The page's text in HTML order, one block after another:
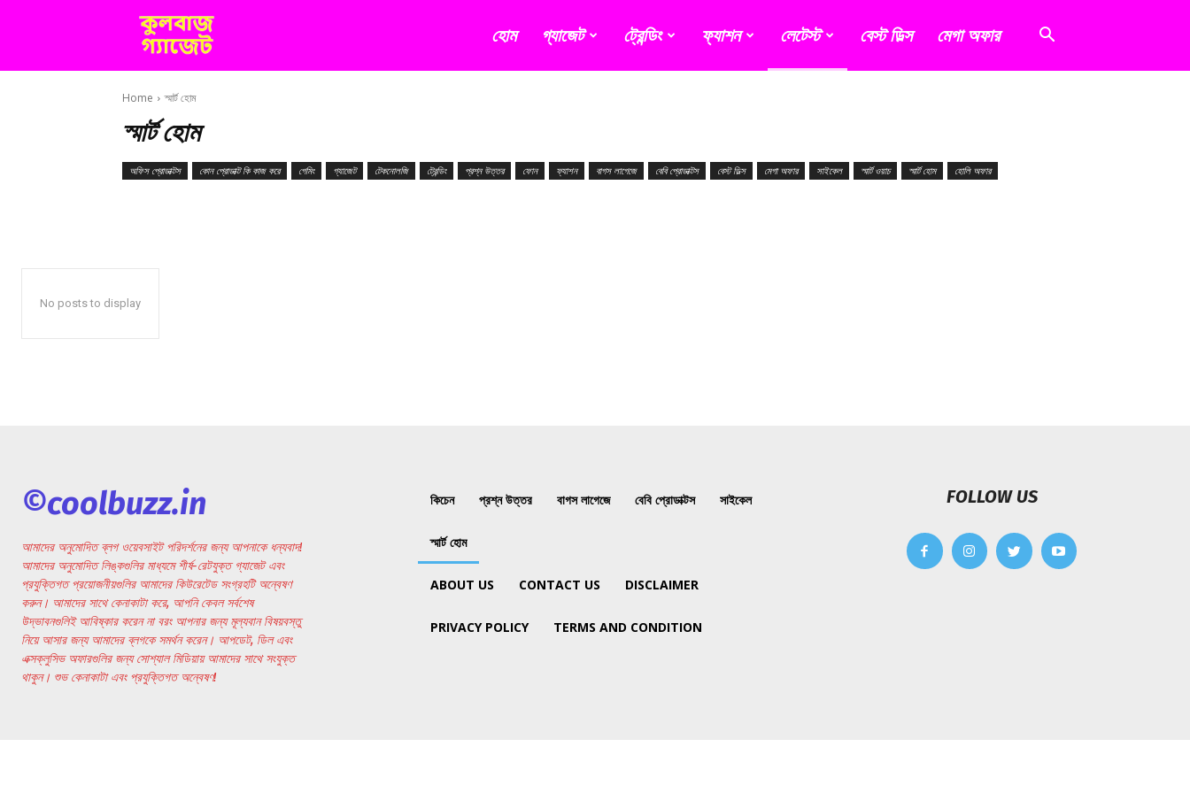
হোম গ্যাজেট ট্রেন্ডিং ফ্যাশন লেটেস্ট বেস্ট ডিল্স মেগা অফার
Home স্মার্ট হোম
স্মার্ট হোম
অফিস প্রোডাক্টস কোন প্রোডাক্ট কি কাজ করে গেমিং গ্যাজেট টেকনোলজি ট্রেন্ডিং প্রশ্ন উত্তর ফোন ফ্যাশন বাগস লাগেজে বেবি প্রোডাক্টস বেস্ট ডিল্স মেগা অফার সাইকেল স্মার্ট ওয়াচ স্মার্ট হোম হোলি অফার
No posts to display
©coolbuzz.in
আমাদের অনুমোদিত ব্লগ ওয়েবসাইট পরিদর্শনের জন্য আপনাকে ধন্যবাদ!
আমাদের অনুমোদিত লিঙ্কগুলির মাধ্যমে শীর্ষ-রেটযুক্ত গ্যাজেট এবং
প্রযুক্তিগত প্রয়োজনীয়গুলির আমাদের কিউরেটেড সংগ্রহটি অন্বেষণ
করুন। আমাদের সাথে কেনাকাটা করে, আপনি কেবল সর্বশেষ
উদ্ভাবনগুলিই আবিষ্কার করেন না বরং আপনার জন্য মূল্যবান বিষয়বস্তু
নিয়ে আসার জন্য আমাদের ব্লগকে সমর্থন করেন। আপডেট, ডিল এবং
এক্সক্লুসিভ অফারগুলির জন্য সোশ্যাল মিডিয়ায় আমাদের সাথে সংযুক্ত
থাকুন। শুভ কেনাকাটা এবং প্রযুক্তিগত অন্বেষণ!
কিচেন প্রশ্ন উত্তর বাগস লাগেজে বেবি প্রোডাক্টস সাইকেল
স্মার্ট হোম
ABOUT US CONTACT US DISCLAIMER
PRIVACY POLICY TERMS AND CONDITION
FOLLOW US